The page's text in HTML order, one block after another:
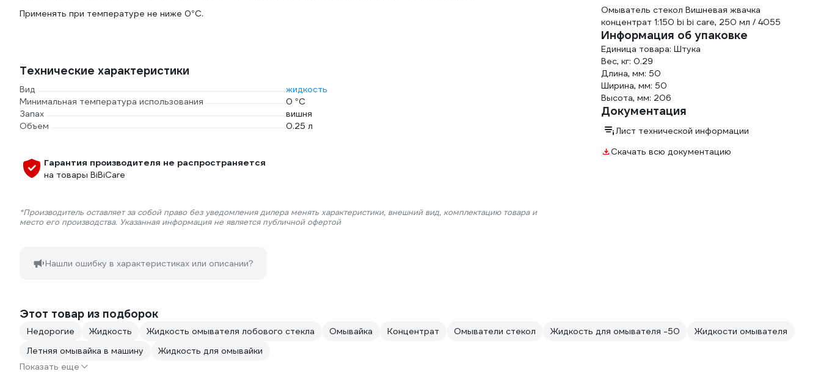
Применять при температуре не ниже 0°С.
Технические характеристики
Вид
жидкость
Минимальная температура использования
0 °С
Запах
вишня
Объем
0.25 л
Гарантия производителя не распространяется
на товары BiBiCare
*Производитель оставляет за собой право без уведомления дилера менять характеристики, внешний вид, комплектацию товара и
место его производства. Указанная информация не является публичной офертой
Нашли ошибку в характеристиках или описании?
​​​​​​​Омыватель стекол Вишневая жвачка
концентрат 1:150 bi bi care, 250 мл / 4055
Информация об упаковке
Единица товара: Штука
Вес, кг: 0.29
Длина, мм: 50
Ширина, мм: 50
Высота, мм: 206
Документация
Лист технической информации
Скачать всю документацию
Этот товар из подборок
Недорогие Жидкость Жидкость омывателя лобового стекла Омывайка Концентрат Омыватели стекол Жидкость для омывателя -50
Жидкости омывателя
Летняя омывайка в машину
Жидкость для омывайки
Показать еще